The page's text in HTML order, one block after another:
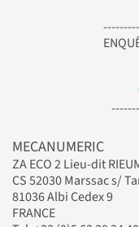
MECANUMERIC
ZA ECO 2 Lieu-dit
CS 52030 Marssac s/
81036 Albi Cedex 9
FRANCE